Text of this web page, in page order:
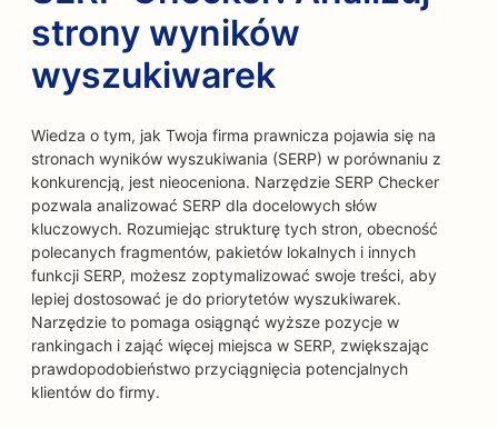
strony wyników
wyszukiwarek
Wiedza o tym, jak Twoja firma prawnicza pojawia się na
stronach wyników wyszukiwania (SERP) w porównaniu z
konkurencją, jest nieoceniona. Narzędzie SERP Checker
pozwala analizować SERP dla docelowych słów
kluczowych. Rozumiejąc strukturę tych stron, obecność
polecanych fragmentów, pakietów lokalnych i innych
funkcji SERP, możesz zoptymalizować swoje treści, aby
lepiej dostosować je do priorytetów wyszukiwarek.
Narzędzie to pomaga osiągnąć wyższe pozycje w
rankingach i zająć więcej miejsca w SERP, zwiększając
prawdopodobieństwo przyciągnięcia potencjalnych
klientów do firmy.